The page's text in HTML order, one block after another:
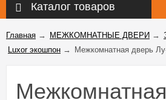
Каталог товаров
Главная → МЕЖКОМНАТНЫЕ ДВЕРИ →
Luxor экошпон → Межкомнатная дверь